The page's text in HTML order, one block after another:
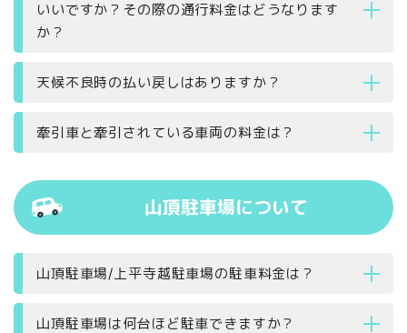
いいですか？その際の通行料金はどうなります
か？
天候不良時の払い戻しはありますか？
牽引車と牽引されている車両の料金は？
山頂駐車場について
山頂駐車場/上平寺越駐車場の駐車料金は？
山頂駐車場は何台ほど駐車できますか？